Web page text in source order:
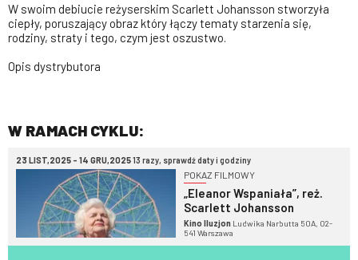
W swoim debiucie reżyserskim Scarlett Johansson stworzyła
ciepły, poruszający obraz który łączy tematy starzenia się,
rodziny, straty i tego, czym jest oszustwo.
Opis dystrybutora
W RAMACH CYKLU:
23 LIST,2025 - 14 GRU,202513 razy, sprawdź daty i godziny
POKAZ FILMOWY
„Eleanor Wspaniała”, reż.
Scarlett Johansson
Kino Iluzjon Ludwika Narbutta 50A, 02-
541 Warszawa